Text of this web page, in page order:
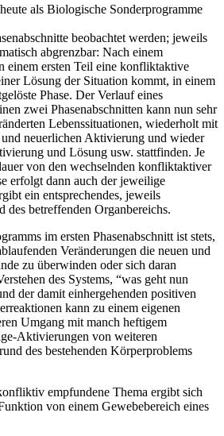
als Biologische Sonderprogramme
beobachtet werden; jeweils
abgrenzbar: Nach einem
einem ersten Teil eine konfliktaktive
Lösung der Situation kommt, in einem
Phase. Der Verlauf eines
zwei Phasenabschnitten kann nun sehr
Lebenssituationen, wiederholt mit
neuerlichen Aktivierung und wieder
und Lösung usw. stattfinden. Je
von den wechselnden konfliktaktiver
erfolgt dann auch der jeweilige
ein entsprechendes, jeweils
des betreffenden Organbereichs.
im ersten Phasenabschnitt ist stets,
Veränderungen die neuen und
zu überwinden oder sich daran
des Systems, “was geht nun
der damit einhergehenden positiven
kann zu einem eigenen
Umgang mit manch heftigem
Aktivierungen von weiteren
des bestehenden Körperproblems
empfundene Thema ergibt sich
von einem Gewebebereich eines